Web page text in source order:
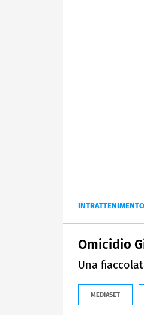
INTRATTENIMENTO
Omicidio
Una
MEDIASET